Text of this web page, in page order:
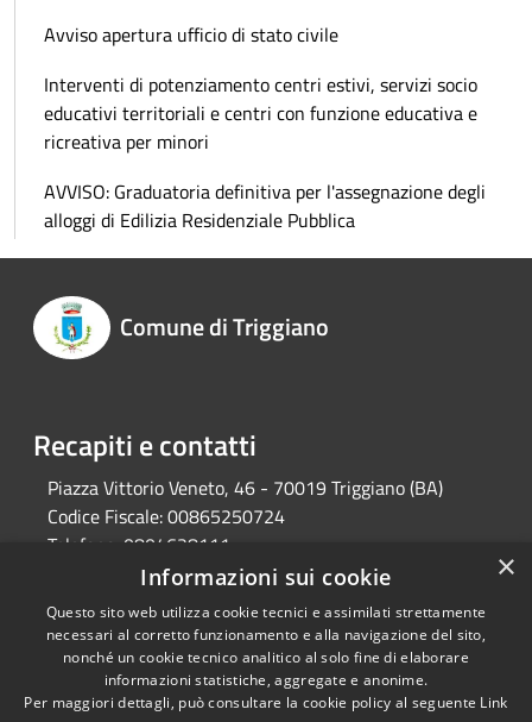
Avviso apertura ufficio di stato civile
Interventi di potenziamento centri estivi, servizi socio
educativi territoriali e centri con funzione educativa e
ricreativa per minori
AVVISO: Graduatoria definitiva per l'assegnazione degli
alloggi di Edilizia Residenziale Pubblica
Comune di Triggiano
Recapiti e contatti
Piazza Vittorio Veneto, 46 - 70019 Triggiano (BA)
Codice Fiscale:00865250724
Telefono: 0804628111
protocollo@pec.comune.triggiano.ba.it
Accessibilità
Copyright © 2026 • Comune di
Triggiano • Powered by
×
Informazioni sui cookie
Questo sito web utilizza cookie tecnici e assimilati strettamente
necessari al corretto funzionamento e alla navigazione del sito,
nonché un cookie tecnico analitico al solo fine di elaborare
informazioni statistiche, aggregate e anonime.
Per maggiori dettagli, può consultare la cookie policy al seguente Link